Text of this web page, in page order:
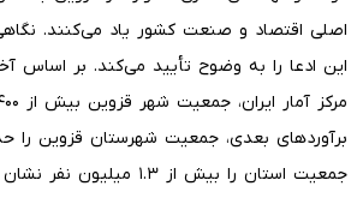
اصلی اقتصاد و صنعت کشور یاد می‌کنند.
این ادعا را به وضوح تأیید می‌کند. بر اساس
جمعیت استان را بیش از ۱.۳ میلیون نفر نشان می‌دهد.